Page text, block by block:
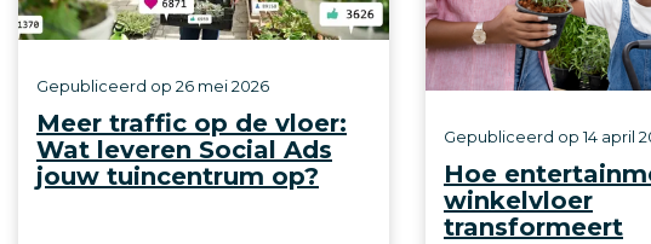
Meer traffic op de vloer:
Wat leveren Social Ads
jouw tuincentrum op?
Gepubliceerd op 26 mei 2026
Hoe
winkelvloer
transformeert
Gepubliceerd op 14 april